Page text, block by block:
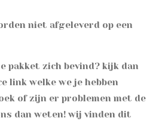
niet afgeleverd op een
pakket zich bevind? kijk dan
link welke we je hebben
of zijn er problemen met de
dan weten! wij vinden dit